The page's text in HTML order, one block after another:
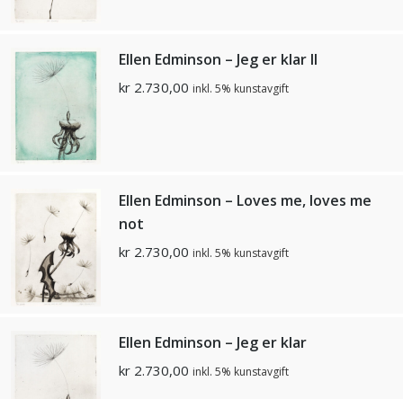
Ellen Edminson – Jeg er klar II
kr 2.730,00 inkl. 5% kunstavgift
Ellen Edminson – Loves me, loves me
not
kr 2.730,00 inkl. 5% kunstavgift
Ellen Edminson – Jeg er klar
kr 2.730,00 inkl. 5% kunstavgift